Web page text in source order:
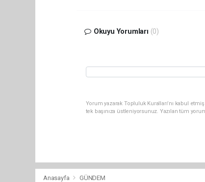
Okuyu Yorumları (0)
Yorum yazarak Topluluk Kuralları’nı kabul
tek başınıza üstleniyorsunuz. Yazılan tüm
Anasayfa GÜNDEM